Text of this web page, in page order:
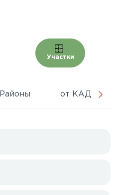
Участки
Районы от КАД